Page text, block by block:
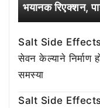
भयानक रिएक्शन,
Salt Side Effects
सेवन केल्याने निर्माण
समस्या
Salt Side Effects